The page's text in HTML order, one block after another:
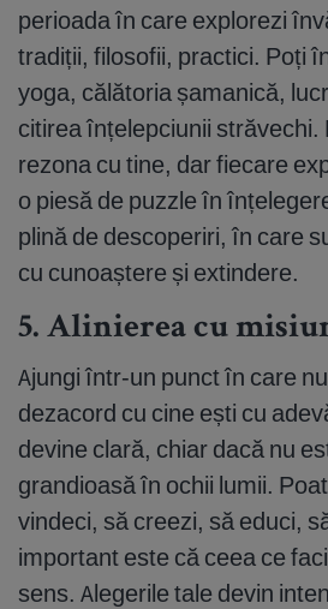
perioada în care explorezi
tradiții, filosofii, practici. Poți
yoga, călătoria șamanică,
citirea înțelepciunii străvechi.
rezona cu tine, dar fiecare
o piesă de puzzle în
plină de descoperiri, în care
cu cunoaștere și extindere.
5. Alinierea cu
Ajungi într-un punct în care
dezacord cu cine ești cu
devine clară, chiar dacă nu
grandioasă în ochii lumii.
vindeci, să creezi, să educi,
important este că ceea ce
sens. Alegerile tale devin